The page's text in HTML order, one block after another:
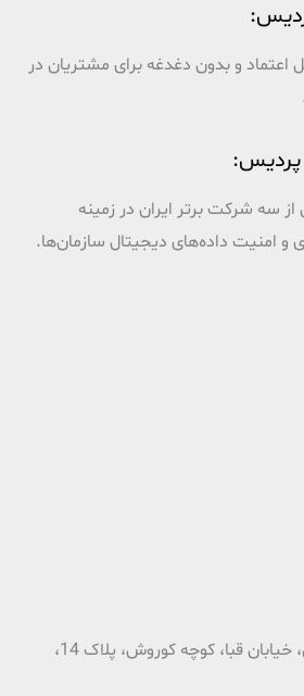
اعتماد و بدون دغدغه برای مشتریان در
سه شرکت برتر ایران در زمینه
امنیت داده‌های دیجیتال سازمان‌ها.
تهران، پاسداران، خیابان قبا، کوچه کوروش، پلاک 14،